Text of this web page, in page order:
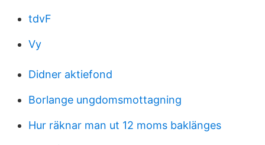
tdvF
Vy
Didner aktiefond
Borlange ungdomsmottagning
Hur räknar man ut 12 moms baklänges